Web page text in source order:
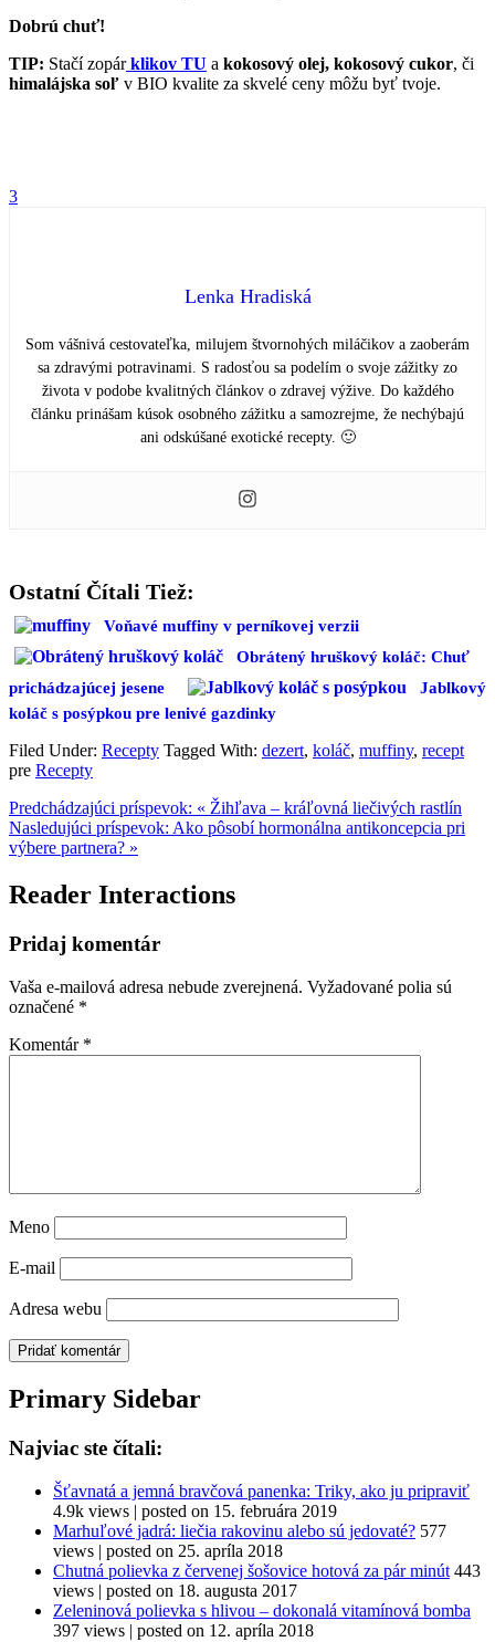
Dobrú chuť!
TIP: Stačí zopárklikov TU a kokosový olej, kokosový cukor, či
himalájska soľ v BIO kvalite za skvelé ceny môžu byť tvoje.
3
Lenka Hradiská
Som vášnivá cestovateľka, milujem štvornohých miláčikov a zaoberám
sa zdravými potravinami. S radosťou sa podelím o svoje zážitky zo
života v podobe kvalitných článkov o zdravej výžive. Do každého
článku prinášam kúsok osobného zážitku a samozrejme, že nechýbajú
ani odskúšané exotické recepty. 🙂
Ostatní Čítali Tiež:
Voňavé muffiny v perníkovej verzii
Obrátený hruškový koláč: Chuť
prichádzajúcej jesene
Jablkový
koláč s posýpkou pre lenivé gazdinky
Filed Under: Recepty Tagged With: dezert, koláč, muffiny, recept
pre Recepty
Predchádzajúci príspevok: « Žihľava – kráľovná liečivých rastlín
Nasledujúci príspevok: Ako pôsobí hormonálna antikoncepcia pri
výbere partnera? »
Reader Interactions
Pridaj komentár
Vaša e-mailová adresa nebude zverejnená. Vyžadované polia sú
označené *
Komentár *
Meno
E-mail
Adresa webu
Primary Sidebar
Najviac ste čítali:
Šťavnatá a jemná bravčová panenka: Triky, ako ju pripraviť
4.9k views | posted on 15. februára 2019
Marhuľové jadrá: liečia rakovinu alebo sú jedovaté? 577
views | posted on 25. apríla 2018
Chutná polievka z červenej šošovice hotová za pár minút 443
views | posted on 18. augusta 2017
Zeleninová polievka s hlivou – dokonalá vitamínová bomba
397 views | posted on 12. apríla 2018